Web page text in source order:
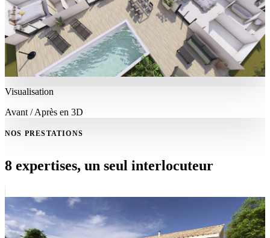
Visualisation
Avant / Après en 3D
NOS PRESTATIONS
8 expertises, un seul interlocuteur